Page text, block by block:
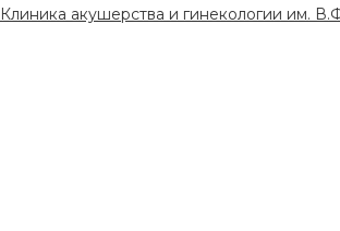
Клиника акушерства и гинекологии им.